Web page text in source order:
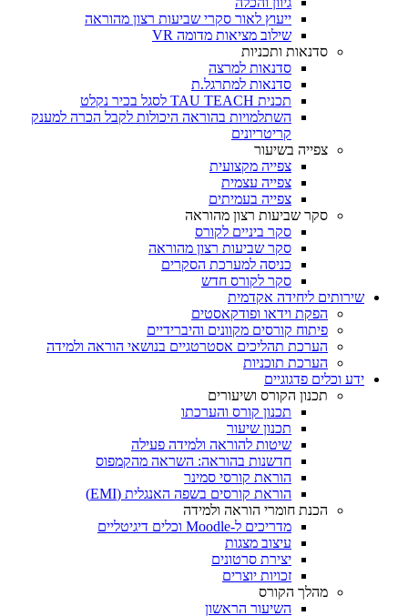
ייעוץ לאור סקרי שביעות רצון מהוראה
שילוב מציאות מדומה VR
סדנאות ותכניות
סדנאות למרצה
סדנאות למתרגל.ת
תכנית TAU TEACH לסגל בכיר נקלט
השתלמויות בהוראה היכולות לקבל הכרה למענק
קריטריונים
צפייה בשיעור
צפייה מקצועית
צפייה עצמית
צפייה בעמיתים
סקר שביעות רצון מהוראה
סקר ביניים לקורס
סקר שביעות רצון מהוראה
כניסה למערכת הסקרים
סקר לקורס חדש
שירותים ליחידה אקדמית
הפקת וידאו ופודקאסטים
פיתוח קורסים מקוונים והיברידיים
הערכת תהליכים אסטרטגיים בנושאי הוראה ולמידה
הערכת תוכניות
ידע וכלים פדגוגיים
תכנון הקורס ושיעורים
תכנון קורס והערכתו
תכנון שיעור
שיטות להוראה ולמידה פעילה
חדשנות בהוראה: השראה מהקמפוס
הוראת קורסי סמינר
הוראת קורסים בשפה האנגלית (EMI)
הכנת חומרי הוראה ולמידה
מדריכים ל-Moodle וכלים דיגיטליים
עיצוב מצגות
יצירת סרטונים
זכויות יוצרים
מהלך הקורס
השיעור הראשון